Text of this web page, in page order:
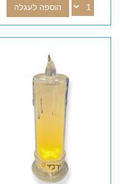
הוספה לעגלה